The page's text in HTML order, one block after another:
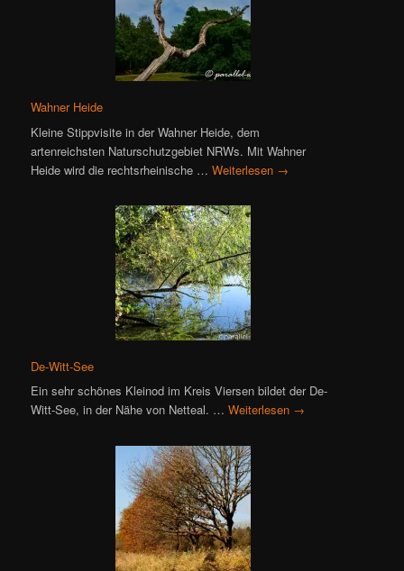
Wahner Heide
Kleine Stippvisite in der Wahner Heide, dem
artenreichsten Naturschutzgebiet NRWs. Mit Wahner
Heide wird die rechtsrheinische …Weiterlesen →
De-Witt-See
Ein sehr schönes Kleinod im Kreis Viersen bildet der De-
Witt-See, in der Nähe von Netteal. …Weiterlesen →